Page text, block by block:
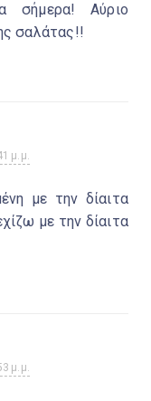
σήμερα! Αύριο
σαλάτας!!
μ.μ.
με την δίαιτα
με την δίαιτα
μ.μ.